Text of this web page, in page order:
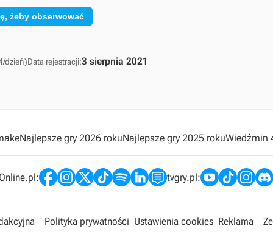
żeby obserwować
dzień)Data rejestracji:3 sierpnia 2021
Najlepsze gry 2026 rokuNajlepsze gry 2025 rokuWiedźmin
tvgry.pl:
Polityka prywatności Ustawienia cookies Reklama